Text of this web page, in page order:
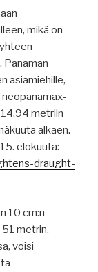
mikä on
Panaman
asiamiehille,
metriin
alkaen.
elokuuta:
draught-
10 cm:n
metrin,
voisi